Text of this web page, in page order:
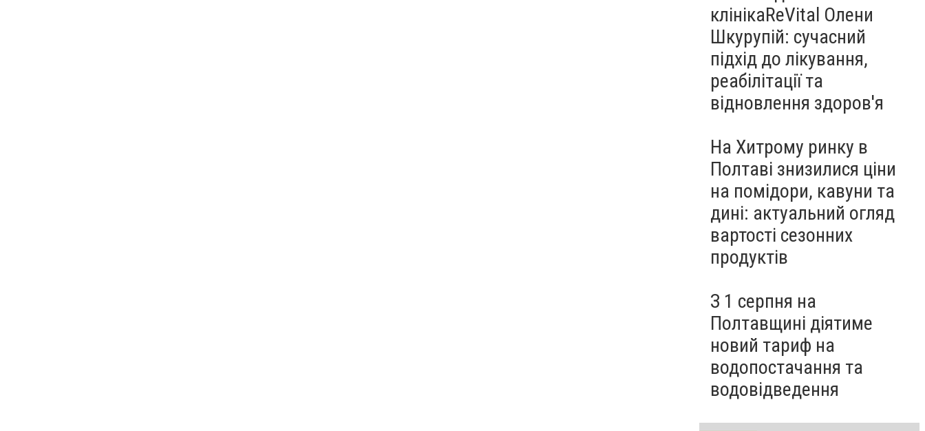
клінікаReVital Олени
Шкурупій: сучасний
підхід до лікування,
реабілітації та
відновлення здоров'я
На Хитрому ринку в
Полтаві знизилися ціни
на помідори, кавуни та
дині: актуальний огляд
вартості сезонних
продуктів
З 1 серпня на
Полтавщині діятиме
новий тариф на
водопостачання та
водовідведення